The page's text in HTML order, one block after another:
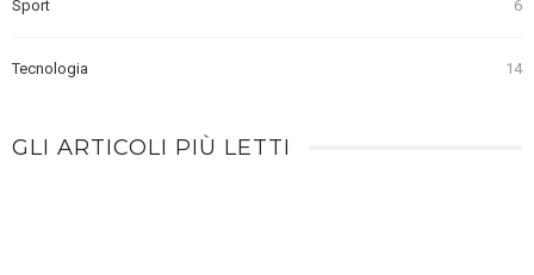
Sport 6
Tecnologia 14
GLI ARTICOLI PIÙ LETTI